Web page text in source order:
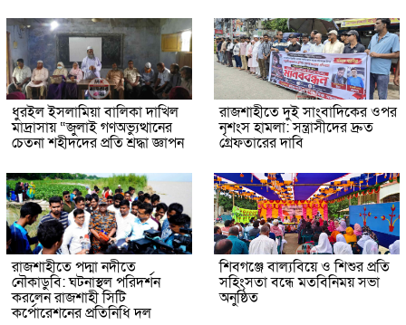
ধুরইল ইসলামিয়া বালিকা দাখিল
মাদ্রাসায় “জুলাই গণঅভ্যুত্থানের
চেতনা শহীদদের প্রতি শ্রদ্ধা জ্ঞাপন
রাজশাহীতে দুই সাংবাদিকের ওপর
নৃশংস হামলা: সন্ত্রাসীদের দ্রুত
গ্রেফতারের দাবি
রাজশাহীতে পদ্মা নদীতে
নৌকাডুবি: ঘটনাস্থল পরিদর্শন
করলেন রাজশাহী সিটি
কর্পোরেশনের প্রতিনিধি দল
শিবগঞ্জে বাল্যবিয়ে ও শিশুর প্রতি
সহিংসতা বন্ধে মতবিনিময় সভা
অনুষ্ঠিত